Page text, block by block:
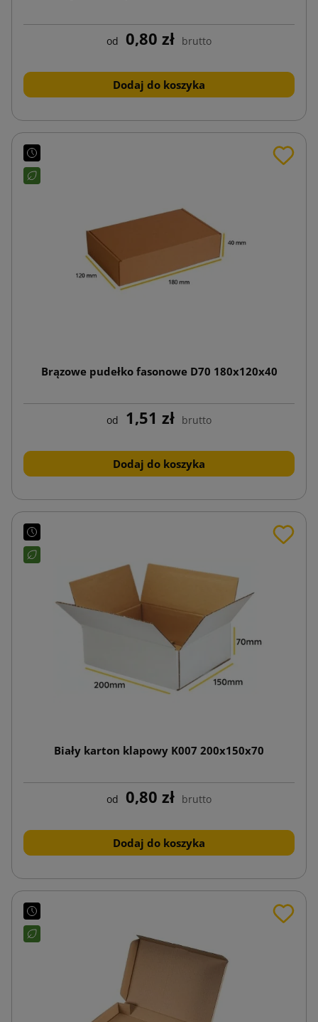
od 0,80 zł brutto
Dodaj do koszyka
Brązowe pudełko fasonowe D70 180x120x40
od 1,51 zł brutto
Dodaj do koszyka
Biały karton klapowy K007 200x150x70
od 0,80 zł brutto
Dodaj do koszyka